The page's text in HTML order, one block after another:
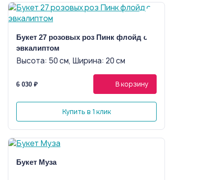
Букет 27 розовых роз Пинк флойд с
эвкалиптом
Высота: 50 см, Ширина: 20 см
6 030 ₽ В корзину
Купить в 1 клик
Букет Муза